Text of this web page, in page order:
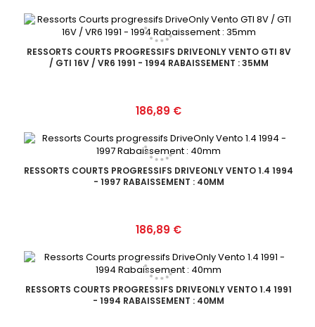
RESSORTS COURTS PROGRESSIFS DRIVEONLY VENTO GTI 8V
/ GTI 16V / VR6 1991 - 1994 RABAISSEMENT : 35MM
Prix
186,89 €
RESSORTS COURTS PROGRESSIFS DRIVEONLY VENTO 1.4 1994
- 1997 RABAISSEMENT : 40MM
Prix
186,89 €
RESSORTS COURTS PROGRESSIFS DRIVEONLY VENTO 1.4 1991
- 1994 RABAISSEMENT : 40MM